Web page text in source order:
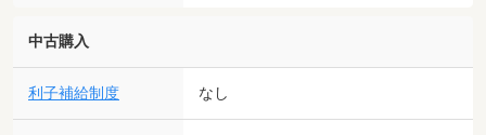
中古購入
利子補給制度 なし